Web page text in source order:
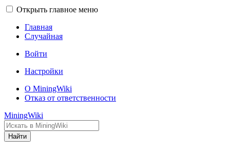
Открыть главное меню
Главная
Случайная
Войти
Настройки
О MiningWiki
Отказ от ответственности
MiningWiki
Найти